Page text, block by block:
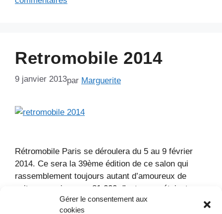
Gérer le consentement aux
cookies
Retromobile 2014
9 janvier 2013par Marguerite
Rétromobile Paris se déroulera du 5 au 9 février
2014. Ce sera la 39ème édition de ce salon qui
rassemblement toujours autant d’amoureux de
voitures anciennes ; 81 000 d’entre eux étaient
venus en 2013.